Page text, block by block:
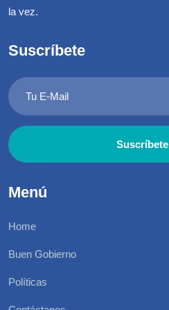
la vez.
Suscríbete
Suscríbete
Menú
Home
Buen Gobierno
Políticas